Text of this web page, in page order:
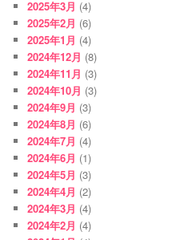
2025年3月 (4)
2025年2月 (6)
2025年1月 (4)
2024年12月 (8)
2024年11月 (3)
2024年10月 (3)
2024年9月 (3)
2024年8月 (6)
2024年7月 (4)
2024年6月 (1)
2024年5月 (3)
2024年4月 (2)
2024年3月 (4)
2024年2月 (4)